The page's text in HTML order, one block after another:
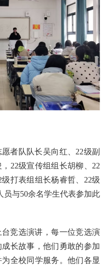
者队队长吴向红、22级副
22级宣传组组长胡柳、22
打表组组长杨睿哲、22级
员与50余名学生代表参加此
竞选演讲，每一位竞选演
长故事，他们勇敢的参加
全校同学服务。他们各显